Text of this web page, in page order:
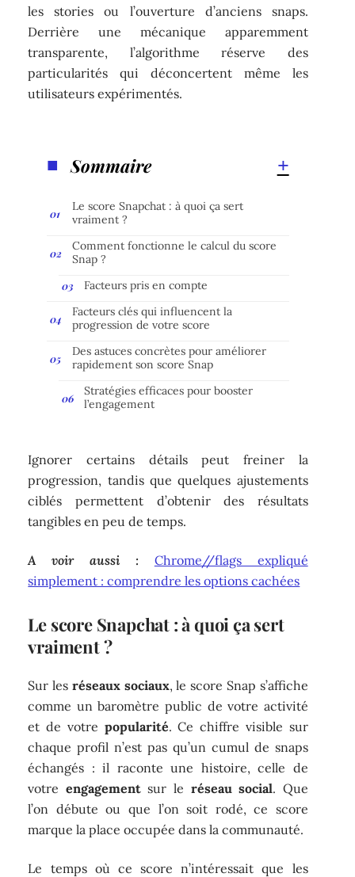
les stories ou l’ouverture d’anciens snaps.
Derrière une mécanique apparemment
transparente, l’algorithme réserve des
particularités qui déconcertent même les
utilisateurs expérimentés.
Sommaire
Le score Snapchat : à quoi ça sert
vraiment ?
Comment fonctionne le calcul du score
Snap ?
Facteurs pris en compte
Facteurs clés qui influencent la
progression de votre score
Des astuces concrètes pour améliorer
rapidement son score Snap
Stratégies efficaces pour booster
l’engagement
Ignorer certains détails peut freiner la
progression, tandis que quelques ajustements
ciblés permettent d’obtenir des résultats
tangibles en peu de temps.
A voir aussi :
Chrome//flags expliqué
simplement : comprendre les options cachées
Le score Snapchat : à quoi ça sert
vraiment ?
Sur les réseaux sociaux, le score Snap s’affiche
comme un baromètre public de votre activité
et de votre popularité. Ce chiffre visible sur
chaque profil n’est pas qu’un cumul de snaps
échangés : il raconte une histoire, celle de
votre engagementsur le réseau social. Que
l’on débute ou que l’on soit rodé, ce score
marque la place occupée dans la communauté.
Le temps où ce score n’intéressait que les